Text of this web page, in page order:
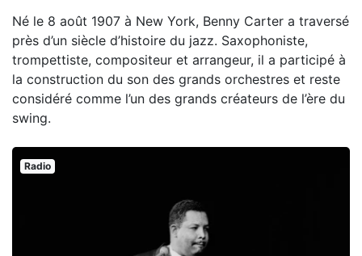
Né le 8 août 1907 à New York, Benny Carter a traversé
près d’un siècle d’histoire du jazz. Saxophoniste,
trompettiste, compositeur et arrangeur, il a participé à
la construction du son des grands orchestres et reste
considéré comme l’un des grands créateurs de l’ère du
swing.
Radio